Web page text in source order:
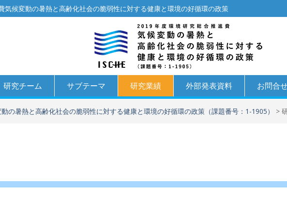
気候変動の暑熱と高齢化社会の脆弱性に対する健康と環境の好循環の政策
研究チーム サブテーマ 研究業績 外部発表資料 お問合
の暑熱と高齢化社会の脆弱性に対する健康と環境の好循環の政策（課題番号：1-1905） >